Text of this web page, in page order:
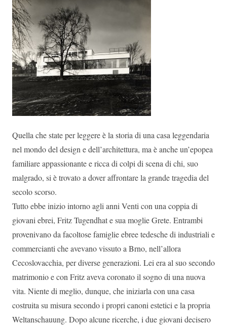
Quella che state per leggere è la storia di una casa leggendaria
nel mondo del design e dell’architettura, ma è anche un’epopea
familiare appassionante e ricca di colpi di scena di chi, suo
malgrado, si è trovato a dover affrontare la grande tragedia del
secolo scorso.
Tutto ebbe inizio intorno agli anni Venti con una coppia di
giovani ebrei, Fritz Tugendhat e sua moglie Grete. Entrambi
provenivano da facoltose famiglie ebree tedesche di industriali e
commercianti che avevano vissuto a Brno, nell’allora
Cecoslovacchia, per diverse generazioni. Lei era al suo secondo
matrimonio e con Fritz aveva coronato il sogno di una nuova
vita. Niente di meglio, dunque, che iniziarla con una casa
costruita su misura secondo i propri canoni estetici e la propria
Weltanschauung. Dopo alcune ricerche, i due giovani decisero